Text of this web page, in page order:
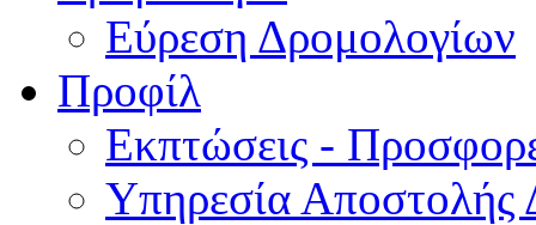
Εύρεση Δρομολογίων
Προφίλ
Εκπτώσεις -
Υπηρεσία Αποστολής